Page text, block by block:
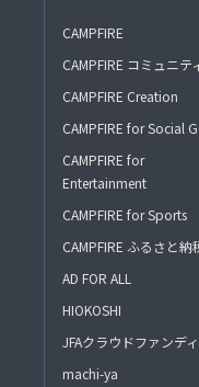
CAMPFIRE
CAMPFIRE コミュニテ
CAMPFIRE Creation
CAMPFIRE for Social
CAMPFIRE for
Entertainment
CAMPFIRE for Sports
CAMPFIRE ふるさと納
AD FOR ALL
HIOKOSHI
JFAクラウドファンデ
machi-ya